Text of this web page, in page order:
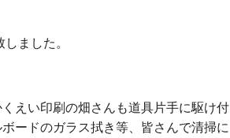
ました。
えい印刷の畑さんも道具片手に駆け付
ードのガラス拭き等、皆さんで清掃に